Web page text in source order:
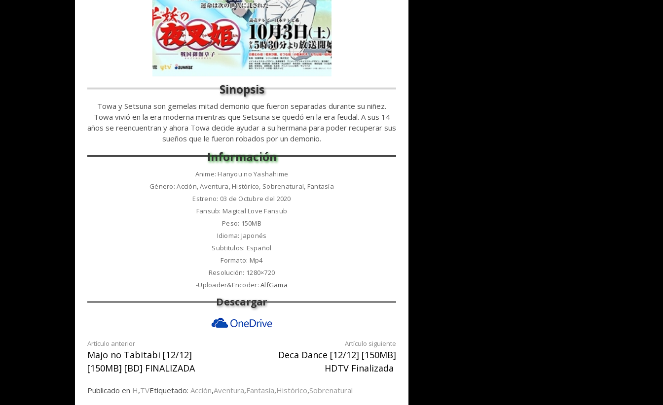
Towa y Setsuna son gemelas mitad demonio que fueron separadas durante su niñez.
Towa vivió en la era moderna mientras que Setsuna se quedó en la era feudal. A sus 14
años se reencuentran y ahora Towa decide ayudar a su hermana para poder recuperar sus
sueños que le fueron robados por un demonio.
Anime: Hanyou no Yashahime
Género: Acción, Aventura, Histórico, Sobrenatural, Fantasía
Estreno: 03 de Octubre del 2020
Fansub: Magical Love Fansub
Peso: 150MB
Idioma: Japonés
Subtitulos: Español
Formato: Mp4
Resolución: 1280×720
-Uploader&Encoder:AlfGama
Seguir
leyendo
Artículo anterior
Majo no Tabitabi [12/12]
[150MB] [BD] FINALIZADA
Artículo siguiente
Deca Dance [12/12] [150MB]
HDTV Finalizada
Publicado en H,TVEtiquetado: Acción,Aventura,Fantasía,Histórico,Sobrenatural